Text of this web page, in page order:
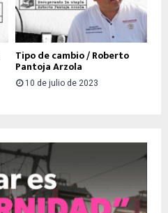
Tipo de cambio / Roberto
Pantoja Arzola
10 de julio de 2023